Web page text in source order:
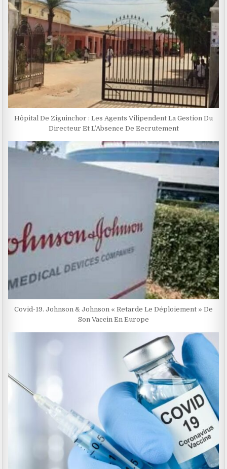
Hôpital De Ziguinchor : Les Agents Vilipendent La Gestion Du
Directeur Et L’Absence De Eecrutement
Covid-19. Johnson & Johnson « Retarde Le Déploiement » De
Son Vaccin En Europe